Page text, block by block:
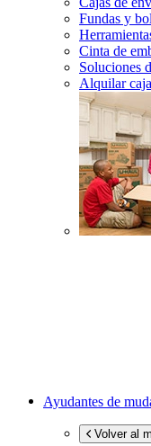
Fundas y
Cinta de
Soluciones
Alquilar
Ayudantes de
Volver al